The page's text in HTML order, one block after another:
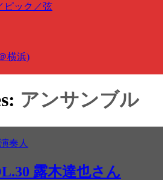
ピック／弦
横浜)
アンサンブル
奏人
露木達也さん